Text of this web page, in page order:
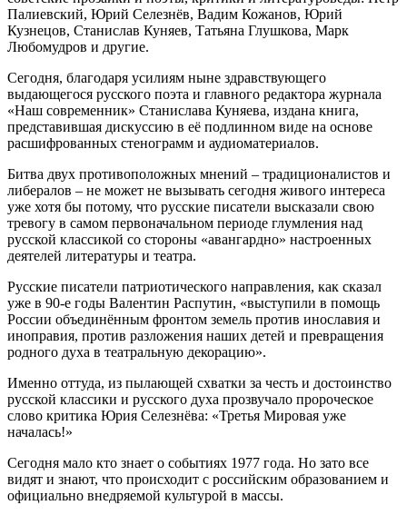
Палиевский, Юрий Селезнёв, Вадим Кожанов, Юрий
Кузнецов, Станислав Куняев, Татьяна Глушкова, Марк
Любомудров и другие.
Сегодня, благодаря усилиям ныне здравствующего
выдающегося русского поэта и главного редактора журнала
«Наш современник» Станислава Куняева, издана книга,
представившая дискуссию в её подлинном виде на основе
расшифрованных стенограмм и аудиоматериалов.
Битва двух противоположных мнений – традиционалистов и
либералов – не может не вызывать сегодня живого интереса
уже хотя бы потому, что русские писатели высказали свою
тревогу в самом первоначальном периоде глумления над
русской классикой со стороны «авангардно» настроенных
деятелей литературы и театра.
Русские писатели патриотического направления, как сказал
уже в 90-е годы Валентин Распутин, «выступили в помощь
России объединённым фронтом земель против инославия и
иноправия, против разложения наших детей и превращения
родного духа в театральную декорацию».
Именно оттуда, из пылающей схватки за честь и достоинство
русской классики и русского духа прозвучало пророческое
слово критика Юрия Селезнёва: «Третья Мировая уже
началась!»
Сегодня мало кто знает о событиях 1977 года. Но зато все
видят и знают, что происходит с российским образованием и
официально внедряемой культурой в массы.